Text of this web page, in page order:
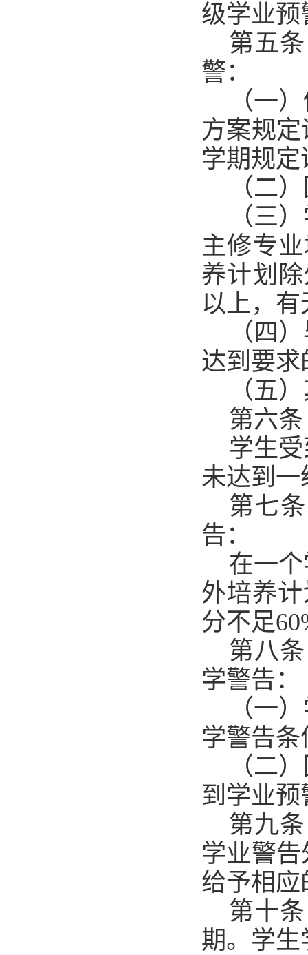
级学业
第五
警：
（一
方案规
学期规定
（二
（三
主修专
养计划
以上，
（四
达到要求
（五
第六
学生
未达到
第七
告：
在一
外培养
分不足
第八
学警告：
（一
学警告
（二
到学业
第九
学业警
给予相
第十
期。学